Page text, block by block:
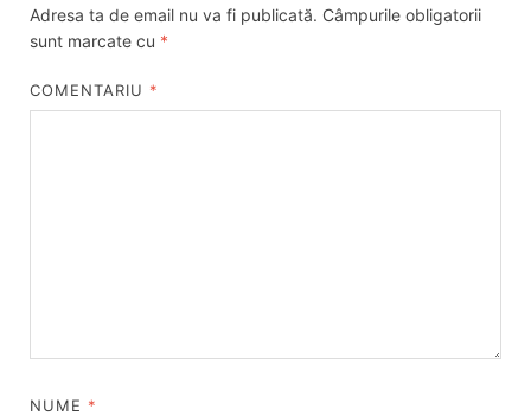
Adresa ta de email nu va fi publicată. Câmpurile obligatorii
sunt marcate cu *
COMENTARIU *
NUME *